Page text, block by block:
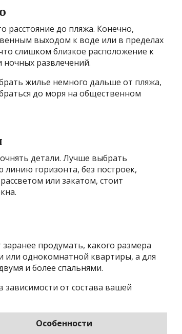
до пляжа. Конечно,
выходом к воде или в пределах
слишком близкое расположение к
развлечений.
жилье немного дальше от пляжа,
до моря на общественном
детали. Лучше выбрать
горизонта, без построек,
или закатом, стоит
продумать, какого размера
или однокомнатной квартиры, а для
и более спальнями.
от состава вашей
Особенности